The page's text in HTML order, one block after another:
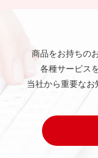
商品をお持ちの
各種サービス
当社から重要なお